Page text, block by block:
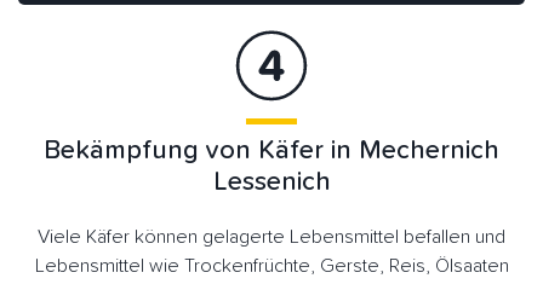
Bekämpfung von Käfer in Mechernich
Lessenich
Viele Käfer können gelagerte Lebensmittel befallen und
Lebensmittel wie Trockenfrüchte, Gerste, Reis, Ölsaaten